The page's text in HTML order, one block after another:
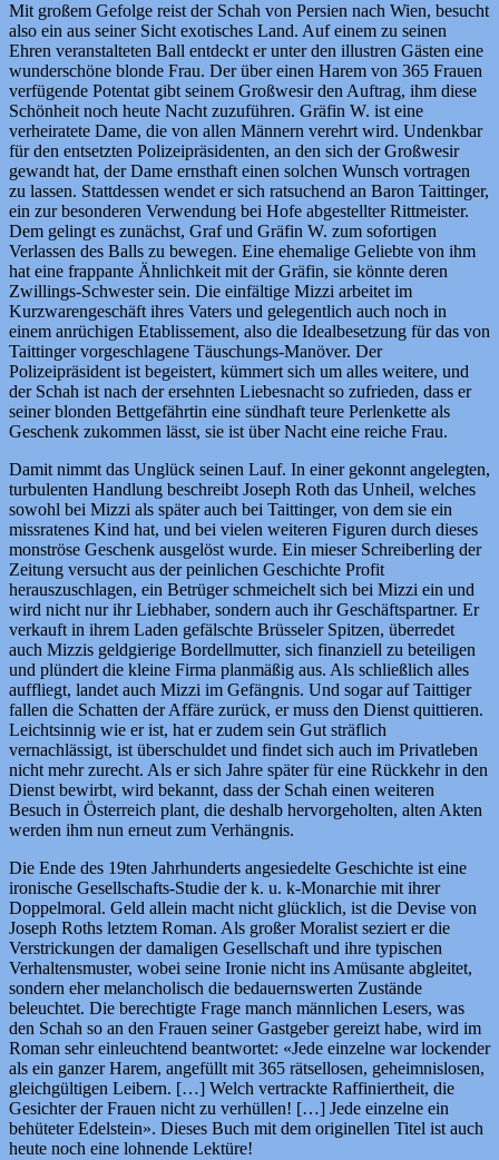
Mit großem Gefolge reist der Schah von Persien nach Wien, besucht
also ein aus seiner Sicht exotisches Land. Auf einem zu seinen
Ehren veranstalteten Ball entdeckt er unter den illustren Gästen eine
wunderschöne blonde Frau. Der über einen Harem von 365 Frauen
verfügende Potentat gibt seinem Großwesir den Auftrag, ihm diese
Schönheit noch heute Nacht zuzuführen. Gräfin W. ist eine
verheiratete Dame, die von allen Männern verehrt wird. Undenkbar
für den entsetzten Polizeipräsidenten, an den sich der Großwesir
gewandt hat, der Dame ernsthaft einen solchen Wunsch vortragen
zu lassen. Stattdessen wendet er sich ratsuchend an Baron Taittinger,
ein zur besonderen Verwendung bei Hofe abgestellter Rittmeister.
Dem gelingt es zunächst, Graf und Gräfin W. zum sofortigen
Verlassen des Balls zu bewegen. Eine ehemalige Geliebte von ihm
hat eine frappante Ähnlichkeit mit der Gräfin, sie könnte deren
Zwillings-Schwester sein. Die einfältige Mizzi arbeitet im
Kurzwarengeschäft ihres Vaters und gelegentlich auch noch in
einem anrüchigen Etablissement, also die Idealbesetzung für das von
Taittinger vorgeschlagene Täuschungs-Manöver. Der
Polizeipräsident ist begeistert, kümmert sich um alles weitere, und
der Schah ist nach der ersehnten Liebesnacht so zufrieden, dass er
seiner blonden Bettgefährtin eine sündhaft teure Perlenkette als
Geschenk zukommen lässt, sie ist über Nacht eine reiche Frau.
Damit nimmt das Unglück seinen Lauf. In einer gekonnt angelegten,
turbulenten Handlung beschreibt Joseph Roth das Unheil, welches
sowohl bei Mizzi als später auch bei Taittinger, von dem sie ein
missratenes Kind hat, und bei vielen weiteren Figuren durch dieses
monströse Geschenk ausgelöst wurde. Ein mieser Schreiberling der
Zeitung versucht aus der peinlichen Geschichte Profit
herauszuschlagen, ein Betrüger schmeichelt sich bei Mizzi ein und
wird nicht nur ihr Liebhaber, sondern auch ihr Geschäftspartner. Er
verkauft in ihrem Laden gefälschte Brüsseler Spitzen, überredet
auch Mizzis geldgierige Bordellmutter, sich finanziell zu beteiligen
und plündert die kleine Firma planmäßig aus. Als schließlich alles
auffliegt, landet auch Mizzi im Gefängnis. Und sogar auf Taittiger
fallen die Schatten der Affäre zurück, er muss den Dienst quittieren.
Leichtsinnig wie er ist, hat er zudem sein Gut sträflich
vernachlässigt, ist überschuldet und findet sich auch im Privatleben
nicht mehr zurecht. Als er sich Jahre später für eine Rückkehr in den
Dienst bewirbt, wird bekannt, dass der Schah einen weiteren
Besuch in Österreich plant, die deshalb hervorgeholten, alten Akten
werden ihm nun erneut zum Verhängnis.
Die Ende des 19ten Jahrhunderts angesiedelte Geschichte ist eine
ironische Gesellschafts-Studie der k. u. k-Monarchie mit ihrer
Doppelmoral. Geld allein macht nicht glücklich, ist die Devise von
Joseph Roths letztem Roman. Als großer Moralist seziert er die
Verstrickungen der damaligen Gesellschaft und ihre typischen
Verhaltensmuster, wobei seine Ironie nicht ins Amüsante abgleitet,
sondern eher melancholisch die bedauernswerten Zustände
beleuchtet. Die berechtigte Frage manch männlichen Lesers, was
den Schah so an den Frauen seiner Gastgeber gereizt habe, wird im
Roman sehr einleuchtend beantwortet: «Jede einzelne war lockender
als ein ganzer Harem, angefüllt mit 365 rätsellosen, geheimnislosen,
gleichgültigen Leibern. […] Welch vertrackte Raffiniertheit, die
Gesichter der Frauen nicht zu verhüllen! […] Jede einzelne ein
behüteter Edelstein». Dieses Buch mit dem originellen Titel ist auch
heute noch eine lohnende Lektüre!